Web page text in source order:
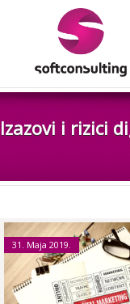
Izazovi i rizici
31. Maja 2019.